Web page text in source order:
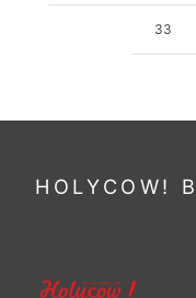
33
HOLYCOW!